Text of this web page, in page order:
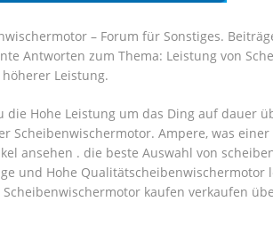
– Forum für Sonstiges.
Antworten zum Thema: Leistung von
Leistung.
die Hohe Leistung um das Ding auf dauer
Scheibenwischermotor. Ampere, was
ansehen . die beste Auswahl von
und Hohe Qualitätscheibenwischermotor
kaufen verkaufen